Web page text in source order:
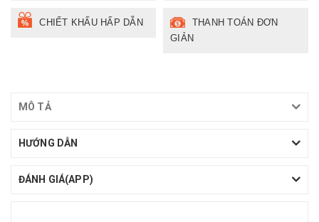
CHIẾT KHẤU HẤP DẪN
THANH TOÁN ĐƠN
GIẢN
MÔ TẢ
HƯỚNG DẪN
ĐÁNH GIÁ(APP)